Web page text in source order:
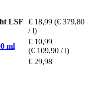
LSF
€ 18,99 (€ 379,80
/ l)
ml
€ 10,99
(€ 109,90 / l)
€ 29,98